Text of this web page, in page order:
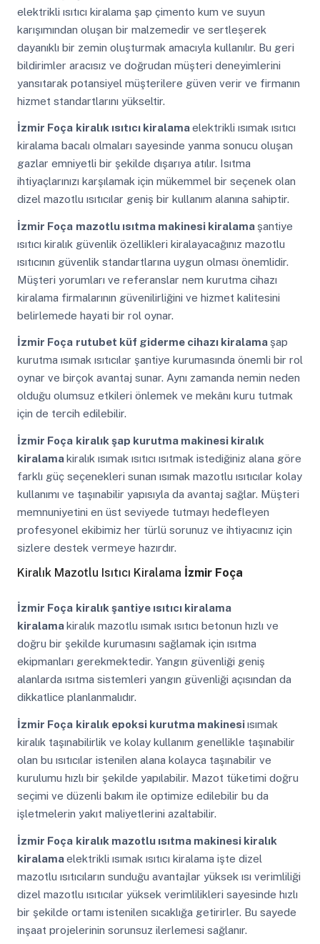
elektrikli ısıtıcı kiralama şap çimento kum ve suyun
karışımından oluşan bir malzemedir ve sertleşerek
dayanıklı bir zemin oluşturmak amacıyla kullanılır. Bu geri
bildirimler aracısız ve doğrudan müşteri deneyimlerini
yansıtarak potansiyel müşterilere güven verir ve firmanın
hizmet standartlarını yükseltir.
İzmir Foça kiralık ısıtıcı kiralamaelektrikli ısımak ısıtıcı
kiralama bacalı olmaları sayesinde yanma sonucu oluşan
gazlar emniyetli bir şekilde dışarıya atılır. Isıtma
ihtiyaçlarınızı karşılamak için mükemmel bir seçenek olan
dizel mazotlu ısıtıcılar geniş bir kullanım alanına sahiptir.
İzmir Foça mazotlu ısıtma makinesi kiralama şantiye
ısıtıcı kiralık güvenlik özellikleri kiralayacağınız mazotlu
ısıtıcının güvenlik standartlarına uygun olması önemlidir.
Müşteri yorumları ve referanslar nem kurutma cihazı
kiralama firmalarının güvenilirliğini ve hizmet kalitesini
belirlemede hayati bir rol oynar.
İzmir Foça rutubet küf giderme cihazı kiralama şap
kurutma ısımak ısıtıcılar şantiye kurumasında önemli bir rol
oynar ve birçok avantaj sunar. Aynı zamanda nemin neden
olduğu olumsuz etkileri önlemek ve mekânı kuru tutmak
için de tercih edilebilir.
İzmir Foça kiralık şap kurutma makinesi kiralık
kiralamakiralık ısımak ısıtıcı ısıtmak istediğiniz alana göre
farklı güç seçenekleri sunan ısımak mazotlu ısıtıcılar kolay
kullanımı ve taşınabilir yapısıyla da avantaj sağlar. Müşteri
memnuniyetini en üst seviyede tutmayı hedefleyen
profesyonel ekibimiz her türlü sorunuz ve ihtiyacınız için
sizlere destek vermeye hazırdır.
Kiralık Mazotlu Isıtıcı Kiralama İzmir Foça
İzmir Foça kiralık şantiye ısıtıcı kiralama
kiralamakiralık mazotlu ısımak ısıtıcı betonun hızlı ve
doğru bir şekilde kurumasını sağlamak için ısıtma
ekipmanları gerekmektedir. Yangın güvenliği geniş
alanlarda ısıtma sistemleri yangın güvenliği açısından da
dikkatlice planlanmalıdır.
İzmir Foça kiralık epoksi kurutma makinesiısımak
kiralık taşınabilirlik ve kolay kullanım genellikle taşınabilir
olan bu ısıtıcılar istenilen alana kolayca taşınabilir ve
kurulumu hızlı bir şekilde yapılabilir. Mazot tüketimi doğru
seçimi ve düzenli bakım ile optimize edilebilir bu da
işletmelerin yakıt maliyetlerini azaltabilir.
İzmir Foça kiralık mazotlu ısıtma makinesi kiralık
kiralamaelektrikli ısımak ısıtıcı kiralama işte dizel
mazotlu ısıtıcıların sunduğu avantajlar yüksek ısı verimliliği
dizel mazotlu ısıtıcılar yüksek verimlilikleri sayesinde hızlı
bir şekilde ortamı istenilen sıcaklığa getirirler. Bu sayede
inşaat projelerinin sorunsuz ilerlemesi sağlanır.